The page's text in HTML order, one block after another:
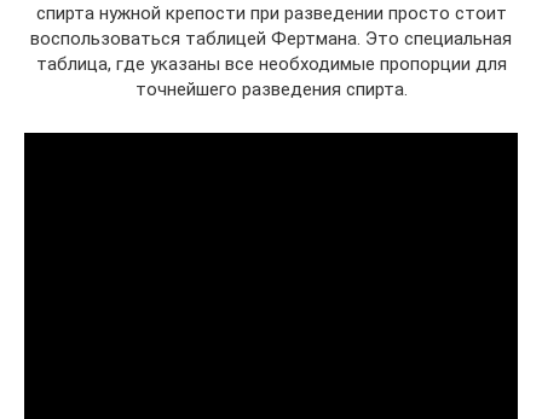
спирта нужной крепости при разведении просто стоит
воспользоваться таблицей Фертмана. Это специальная
таблица, где указаны все необходимые пропорции для
точнейшего разведения спирта.